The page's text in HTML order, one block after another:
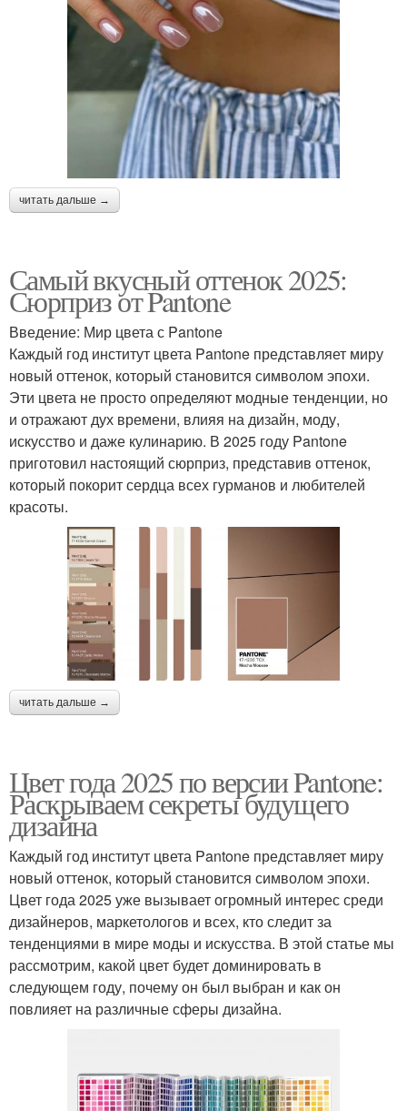
читать дальше →
Самый вкусный оттенок 2025:
Сюрприз от Pantone
Введение: Мир цвета с Pantone
Каждый год институт цвета Pantone представляет миру
новый оттенок, который становится символом эпохи.
Эти цвета не просто определяют модные тенденции, но
и отражают дух времени, влияя на дизайн, моду,
искусство и даже кулинарию. В 2025 году Pantone
приготовил настоящий сюрприз, представив оттенок,
который покорит сердца всех гурманов и любителей
красоты.
читать дальше →
Цвет года 2025 по версии Pantone:
Раскрываем секреты будущего
дизайна
Каждый год институт цвета Pantone представляет миру
новый оттенок, который становится символом эпохи.
Цвет года 2025 уже вызывает огромный интерес среди
дизайнеров, маркетологов и всех, кто следит за
тенденциями в мире моды и искусства. В этой статье мы
рассмотрим, какой цвет будет доминировать в
следующем году, почему он был выбран и как он
повлияет на различные сферы дизайна.